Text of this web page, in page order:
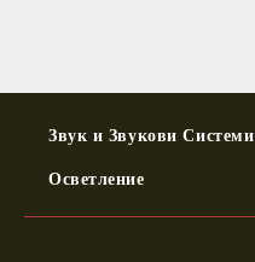
Звук и Звукови Системи
Осветление